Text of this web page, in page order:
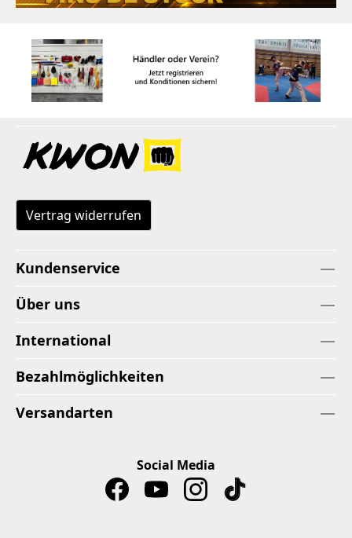
Vertrag widerrufen
Kundenservice
Über uns
International
Bezahlmöglichkeiten
Versandarten
Social Media